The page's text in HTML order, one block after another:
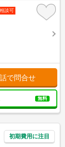
談可
で問合せ
無料
初期費用に注目